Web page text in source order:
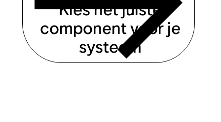
Kies het juiste
component voor je
systeem